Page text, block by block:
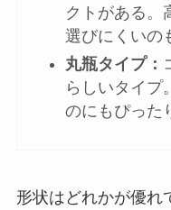
クトがある。
選びにくいの
丸瓶タイプ：
らしいタイプ
のにもぴった
形状はどれかが優れ